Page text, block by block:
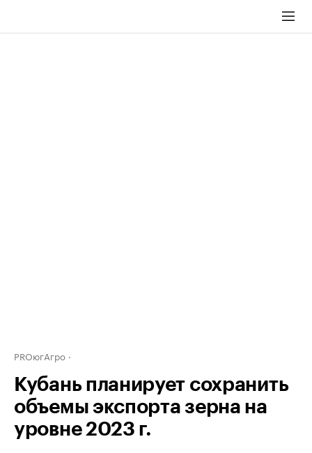
PROюгАгро
Кубань планирует сохранить
объемы экспорта зерна на
уровне 2023 г.